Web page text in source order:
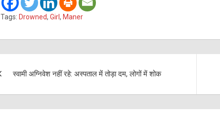
Tags: Drowned, Girl, Maner
स्वामी अग्निवेश नहीं रहे: अस्पताल में तोड़ा दम, लोगों में शोक